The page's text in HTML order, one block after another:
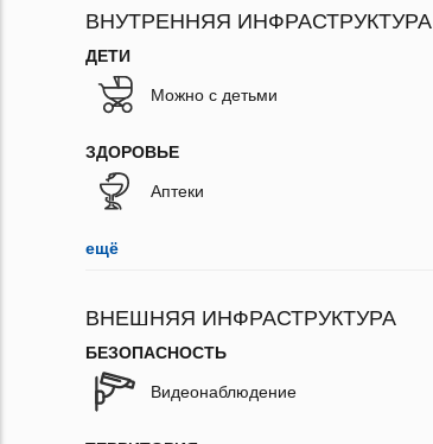
ВНУТРЕННЯЯ ИНФРАСТРУКТУРА
ДЕТИ
Можно с детьми
ЗДОРОВЬЕ
Аптеки
ещё
ВНЕШНЯЯ ИНФРАСТРУКТУРА
БЕЗОПАСНОСТЬ
Видеонаблюдение